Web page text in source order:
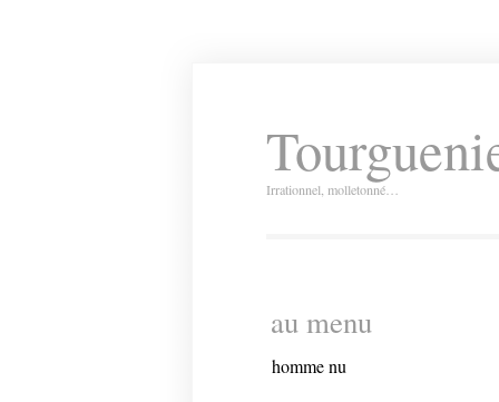
Irrationnel, molletonné…
au menu
homme nu